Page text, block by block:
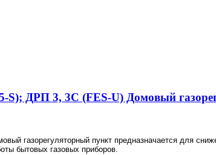
ДРП 3, 3С (FES-U) Домовый
газорегуляторный пункт предназначается для
бытовых газовых приборов.